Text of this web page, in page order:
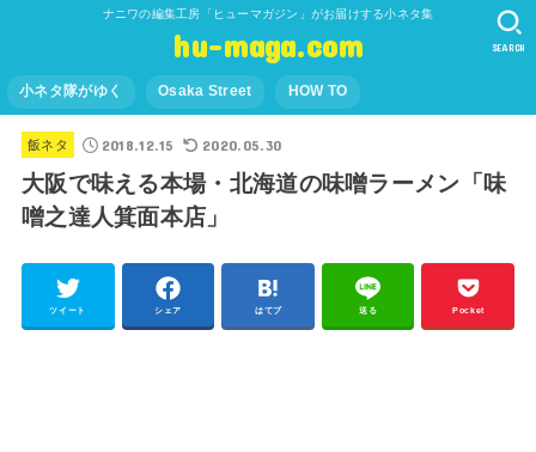
ナニワの編集工房「ヒューマガジン」がお届けする小ネタ集
hu-maga.com
小ネタ隊がゆく Osaka Street HOW TO
SEARCH
飯ネタ 2018.12.15 2020.05.30
大阪で味える本場・北海道の味噌ラーメン「味
噌之達人箕面本店」
ツイート シェア はてブ 送る Pocket